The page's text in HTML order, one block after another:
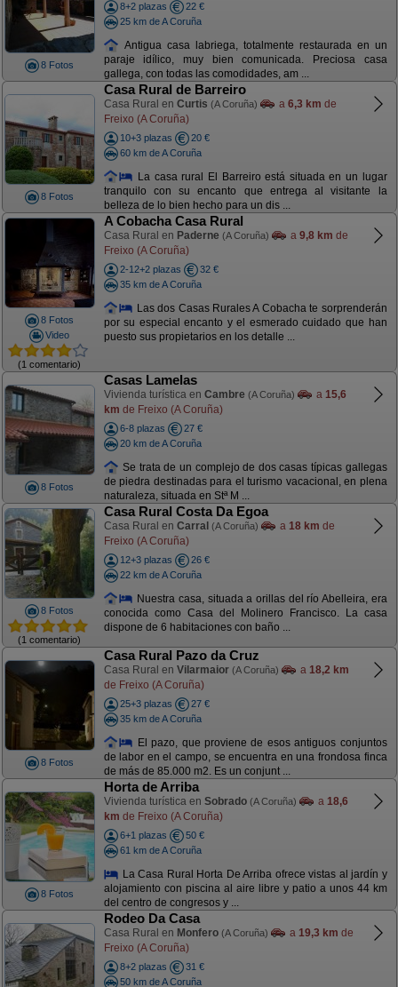
8 Fotos
8+2 plazas
22 €
25 km de A Coruña
Antigua casa labriega, totalmente restaurada en un
paraje idílico, muy bien comunicada. Preciosa casa
gallega, con todas las comodidades, am ...
8 Fotos
Casa Rural de Barreiro
Casa Rural en Curtis (A Coruña) a 6,3 km de
Freixo (A Coruña)
10+3 plazas
20 €
60 km de A Coruña
La casa rural El Barreiro está situada en un lugar
tranquilo con su encanto que entrega al visitante la
belleza de lo bien hecho para un dis ...
8 Fotos
Video
(1 comentario)
A Cobacha Casa Rural
Casa Rural en Paderne (A Coruña) a 9,8 km de
Freixo (A Coruña)
2-12+2 plazas
32 €
35 km de A Coruña
Las dos Casas Rurales A Cobacha te sorprenderán
por su especial encanto y el esmerado cuidado que han
puesto sus propietarios en los detalle ...
8 Fotos
Casas Lamelas
Vivienda turística en Cambre (A Coruña) a 15,6
km de Freixo (A Coruña)
6-8 plazas
27 €
20 km de A Coruña
Se trata de un complejo de dos casas típicas gallegas
de piedra destinadas para el turismo vacacional, en plena
naturaleza, situada en Stª M ...
8 Fotos
(1 comentario)
Casa Rural Costa Da Egoa
Casa Rural en Carral (A Coruña) a 18 km de
Freixo (A Coruña)
12+3 plazas
26 €
22 km de A Coruña
Nuestra casa, situada a orillas del río Abelleira, era
conocida como Casa del Molinero Francisco. La casa
dispone de 6 habitaciones con baño ...
8 Fotos
Casa Rural Pazo da Cruz
Casa Rural en Vilarmaior (A Coruña) a 18,2 km
de Freixo (A Coruña)
25+3 plazas
27 €
35 km de A Coruña
El pazo, que proviene de esos antiguos conjuntos
de labor en el campo, se encuentra en una frondosa finca
de más de 85.000 m2. Es un conjunt ...
8 Fotos
Horta de Arriba
Vivienda turística en Sobrado (A Coruña) a 18,6
km de Freixo (A Coruña)
6+1 plazas
50 €
61 km de A Coruña
La Casa Rural Horta De Arriba ofrece vistas al jardín y
alojamiento con piscina al aire libre y patio a unos 44 km
del centro de congresos y ...
Rodeo Da Casa
Casa Rural en Monfero (A Coruña) a 19,3 km de
Freixo (A Coruña)
8+2 plazas
31 €
50 km de A Coruña